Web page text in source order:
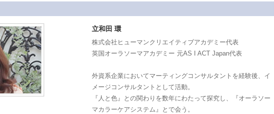
立和田 環
株式会社ヒューマンクリエイティブアカデミー代表
英国オーラソーマアカデミー 元AS I ACT Japan代表
外資系企業においてマーティングコンサルタントを経験後、イ
メージコンサルタントとして活動。
『人と色』との関わりを数年にわたって探究し、『オーラソー
マカラーケアシステム』とで会う。